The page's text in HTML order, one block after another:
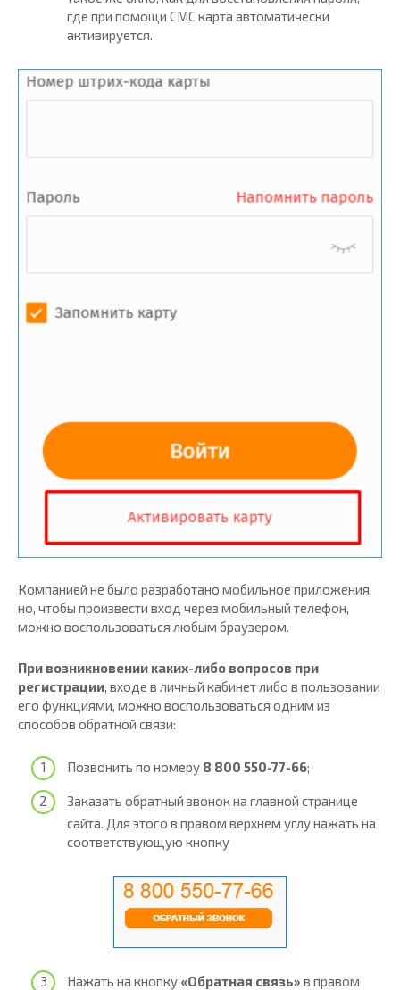
где при помощи СМС карта автоматически
активируется.
Компанией не было разработано мобильное приложения,
но, чтобы произвести вход через мобильный телефон,
можно воспользоваться любым браузером.
При возникновении каких-либо вопросов при
регистрации, входе в личный кабинет либо в пользовании
его функциями, можно воспользоваться одним из
способов обратной связи:
Позвонить по номеру 8 800 550-77-66;
Заказать обратный звонок на главной странице
сайта. Для этого в правом верхнем углу нажать на
соответствующую кнопку
Нажать на кнопку «Обратная связь» в правом